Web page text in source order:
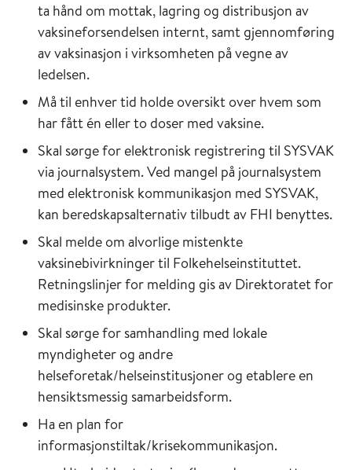
ta hånd om mottak, lagring og distribusjon av
vaksineforsendelsen internt, samt gjennomføring
av vaksinasjon i virksomheten på vegne av
ledelsen.
Må til enhver tid holde oversikt over hvem som
har fått én eller to doser med vaksine.
Skal sørge for elektronisk registrering til SYSVAK
via journalsystem. Ved mangel på journalsystem
med elektronisk kommunikasjon med SYSVAK,
kan beredskapsalternativ tilbudt av FHI benyttes.
Skal melde om alvorlige mistenkte
vaksinebivirkninger til Folkehelseinstituttet.
Retningslinjer for melding gis av Direktoratet for
medisinske produkter.
Skal sørge for samhandling med lokale
myndigheter og andre
helseforetak/helseinstitusjoner og etablere en
hensiktsmessig samarbeidsform.
Ha en plan for
informasjonstiltak/krisekommunikasjon.